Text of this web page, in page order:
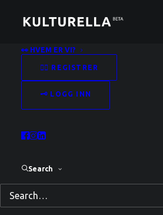
👀 HVEM ER VI?
✍🏻 REGISTRER
🗝️ LOGG INN
Search